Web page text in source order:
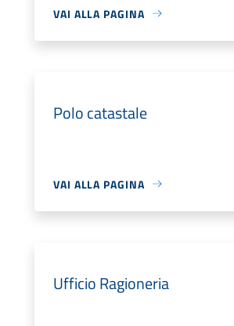
VAI ALLA PAGINA
Polo catastale
VAI ALLA PAGINA
Ufficio Ragioneria